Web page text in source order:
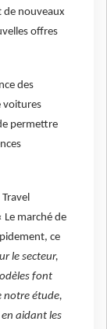
de nouveaux
offres
des
voitures
permettre
marché de
ce
le secteur,
font
notre étude,
aidant les